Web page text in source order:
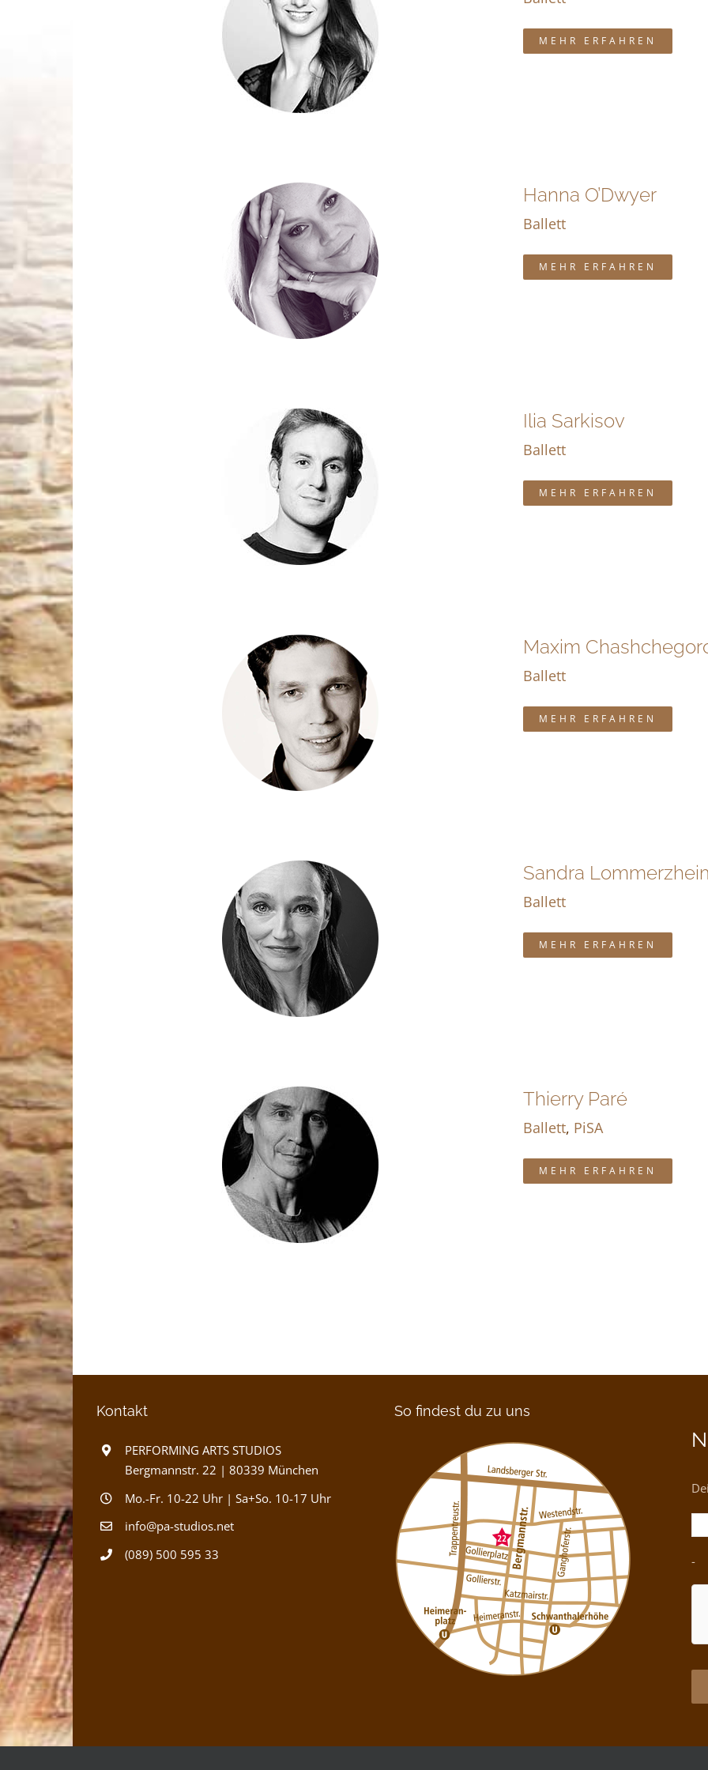
MEHR ERFAHREN
Hanna O’Dwyer
Ballett
MEHR ERFAHREN
Ilia Sarkisov
Ballett
MEHR ERFAHREN
Maxim
Ballett
MEHR ERFAHREN
Sandra
Ballett
MEHR ERFAHREN
Thierry Paré
Ballett, PiSA
MEHR ERFAHREN
Kontakt
PERFORMING ARTS STUDIOS
Bergmannstr. 22 | 80339 München
Mo.-Fr. 10-22 Uhr | Sa+So. 10-17 Uhr
info@pa-studios.net
(089) 500 595 33
So findest du zu uns
-